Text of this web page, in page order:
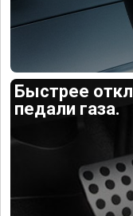
Быстрее
педали газа.